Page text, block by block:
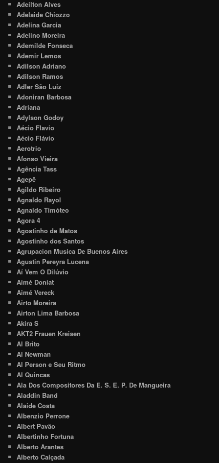
Adeilton Alves
Adelaide Chiozzo
Adelina Garcia
Adelino Moreira
Ademilde Fonseca
Ademir Lemos
Adilson Adriano
Adilson Ramos
Adler São Luiz
Adoniran Barbosa
Adriana
Adylson Godoy
Aécio Flavio
Aécio Flávio
Aerotrio
Afonso Vieira
Agência Tass
Agepê
Agildo Ribeiro
Agnaldo Rayol
Agnaldo Timóteo
Agora 4
Agostinho de Matos
Agostinho dos Santos
Agrupacion Musica De Buenos Aires
Agustin Pereyra Lucena
Aí Vem O Dilúvio
Aimé Doniat
Aimé Vereck
Airto Moreira
Airton Lima Barbosa
Akira S
AKT2 Frauen Kreisen
Al Brito
Al Newman
Al Person e Seu Ritmo
Al Quincas
Ala Dos Compositores Da E. S. E. P. De Mangueira
Aladdin Band
Alaide Costa
Albenzio Perrone
Albert Pavão
Albertinho Fortuna
Alberto Arantes
Alberto Calçada